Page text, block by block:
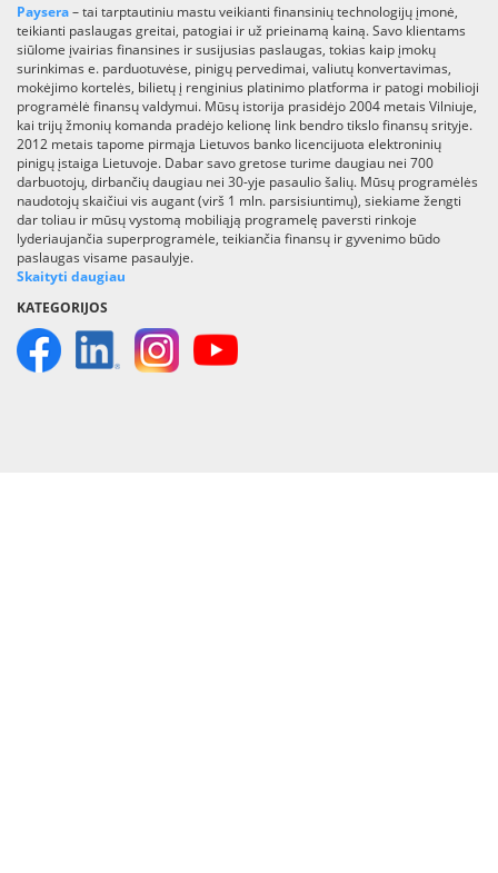
Paysera– tai tarptautiniu mastu veikianti finansinių technologijų įmonė,
teikianti paslaugas greitai, patogiai ir už prieinamą kainą. Savo klientams
siūlome įvairias finansines ir susijusias paslaugas, tokias kaip įmokų
surinkimas e. parduotuvėse, pinigų pervedimai, valiutų konvertavimas,
mokėjimo kortelės, bilietų į renginius platinimo platforma ir patogi mobilioji
programėlė finansų valdymui. Mūsų istorija prasidėjo 2004 metais Vilniuje,
kai trijų žmonių komanda pradėjo kelionę link bendro tikslo finansų srityje.
2012 metais tapome pirmąja Lietuvos banko licencijuota elektroninių
pinigų įstaiga Lietuvoje. Dabar savo gretose turime daugiau nei 700
darbuotojų, dirbančių daugiau nei 30-yje pasaulio šalių. Mūsų programėlės
naudotojų skaičiui vis augant (virš 1 mln. parsisiuntimų), siekiame žengti
dar toliau ir mūsų vystomą mobiliąją programelę paversti rinkoje
lyderiaujančia superprogramėle, teikiančia finansų ir gyvenimo būdo
paslaugas visame pasaulyje.
Skaityti daugiau
KATEGORIJOS